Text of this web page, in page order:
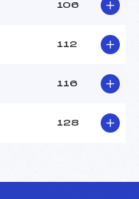
106
112
116
128